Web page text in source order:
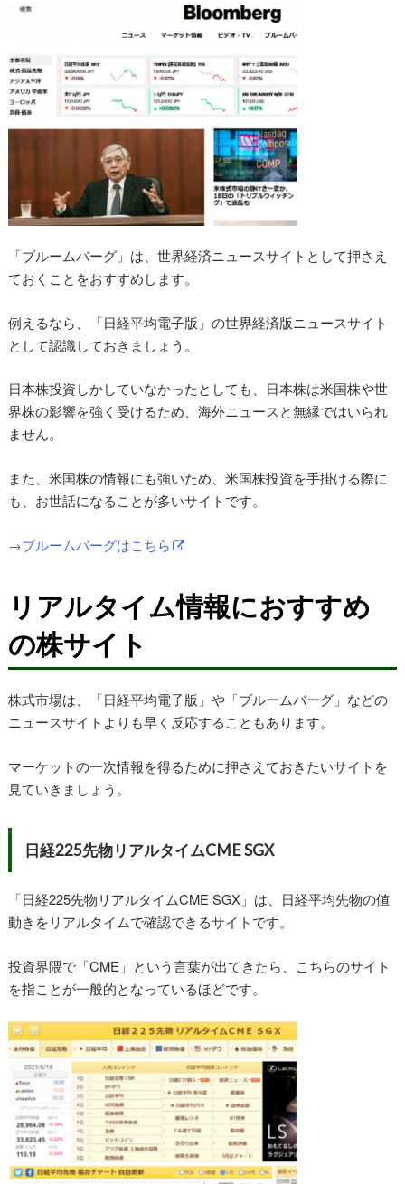
「ブルームバーグ」は、世界経済ニュースサイトとして押さえ
ておくことをおすすめします。
例えるなら、「日経平均電子版」の世界経済版ニュースサイト
として認識しておきましょう。
日本株投資しかしていなかったとしても、日本株は米国株や世
界株の影響を強く受けるため、海外ニュースと無縁ではいられ
ません。
また、米国株の情報にも強いため、米国株投資を手掛ける際に
も、お世話になることが多いサイトです。
→ブルームバーグはこちら
リアルタイム情報におすすめ
の株サイト
株式市場は、「日経平均電子版」や「ブルームバーグ」などの
ニュースサイトよりも早く反応することもあります。
マーケットの一次情報を得るために押さえておきたいサイトを
見ていきましょう。
日経225先物リアルタイムCME SGX
「日経225先物リアルタイムCME SGX」は、日経平均先物の値
動きをリアルタイムで確認できるサイトです。
投資界隈で「CME」という言葉が出てきたら、こちらのサイト
を指ことが一般的となっているほどです。